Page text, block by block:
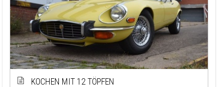
KOCHEN MIT 12 TÖPFEN